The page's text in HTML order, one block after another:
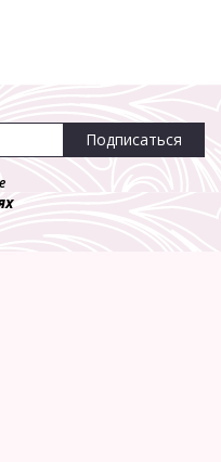
Подписаться